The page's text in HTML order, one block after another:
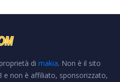
di makia. Non è il sito
e non è affiliato, sponsorizzato,